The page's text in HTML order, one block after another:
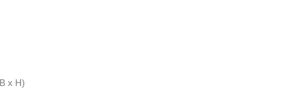
x H)